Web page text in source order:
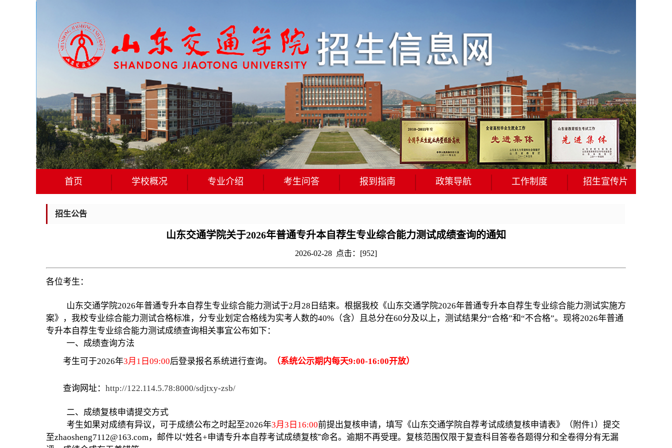
首页 学校概况 专业介绍 考生问答 报到指南 政策导航 工作制度 招生宣传片
招生公告
山东交通学院关于2026年普通专升本自荐生专业综合能力测试成绩查询的通知
2026-02-28 点击：[952]
各位考生 ：
山东交通学院2026年普通专升本自荐生专业综合能力测试于2月28日结束。根据我校《山东交通学院2026年普通专升本自荐生专业综合能力测试实施方
案》， 我校专业综合能力测试合格标准，分专业划定合格线为实考人数的40% （含）且总分在60分及以上，测试结果分“合格”和“不合格”。现将2026年普通
专升本自荐生专业综合能力测试成绩查询相关事宜公布如下：
一、成绩查询方法
考生可于2026年3月1日09:00后登录报名系统进行查询。 （系统公示期内每天9:00-16:00开放）
查询网址： http://122.114.5.78:8000/sdjtxy-zsb/
二、成绩复核申请提交方式
考生如果对成绩有异议，可于成绩公布之时起至2026年3月3日16:00前提出复核申请，填写《山东交通学院自荐考试成绩复核申请表》（附件1）提交
至zhaosheng7112@163.com， 邮件以“姓名+申请专升本自荐考试成绩复核”命名。 逾期不再受理。复核范围仅限于复查科目答卷各题得分和全卷得分有无漏